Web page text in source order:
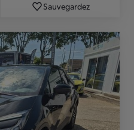
Sauvegardez